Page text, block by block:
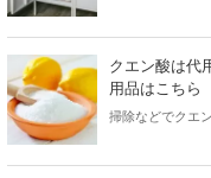
クエン酸は代
用品はこちら
掃除などでクエ